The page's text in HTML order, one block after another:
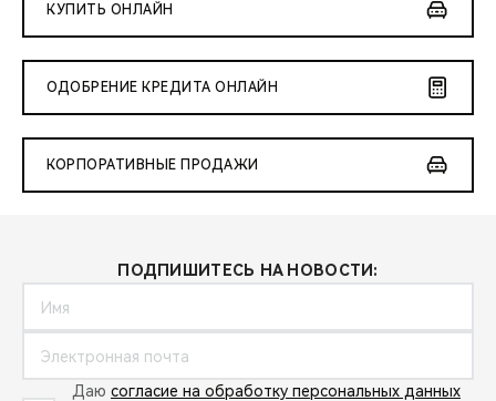
CHERY И СПОРТ
НАШИ МЕРОПРИЯТИЯ
ВИДЕООБЗОРЫ
КУПИТЬ ОНЛАЙН
ОДОБРЕНИЕ КРЕДИТА ОНЛАЙН
КОРПОРАТИВНЫЕ ПРОДАЖИ
ПОДПИШИТЕСЬ НА НОВОСТИ:
Даю согласие на обработку персональных данных